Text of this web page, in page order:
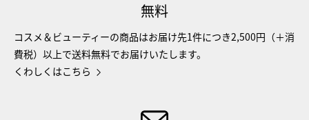
無料
コスメ＆ビューティーの商品はお届け先1件につき2,500円（＋消
費税）以上で送料無料でお届けいたします。
くわしくはこちら